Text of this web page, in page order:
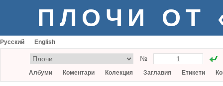
ПЛОЧИ ОТ
Русский English
№
Албуми Коментари Колекция Заглавия Етикети